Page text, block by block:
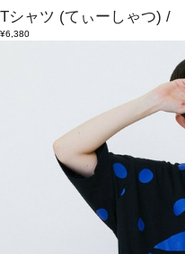
Tシャツ (てぃーしゃつ) /
¥6,380